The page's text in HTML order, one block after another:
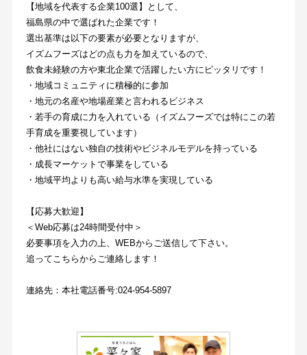
【地域を代表する企業100選】として、
福島県の中で選ばれた企業です！
選出基準は以下の要素が必要となりますが、
イズムフーズはどの点も力を加えているので、
飲食未経験の方や東北企業で活躍したい方にピッタリです！
・地域コミュニティに積極的に参加
・地元の名産や地場産業と言われるビジネス
・若手の育成に力を入れている（イズムフーズでは特にこの若
手育成を重要視しています）
・他社にはない独自の技術やビジネルモデルを持っている
・成長マーケットで事業をしている
・地域平均よりも高い給与水準を実現している
【応募大歓迎】
＜Web応募は24時間受付中＞
必要事項を入力の上、WEBからご送信して下さい。
追ってこちらからご連絡します！
連絡先：本社電話番号:024-954-5897